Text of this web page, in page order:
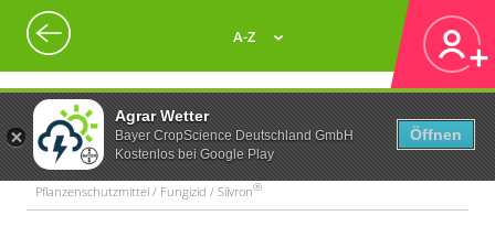
Agrar Wetter
Bayer CropScience Deutschland GmbH
Kostenlos bei Google Play
Öffnen
A-Z
Pflanzenschutzmittel / Fungizid / Silvron®